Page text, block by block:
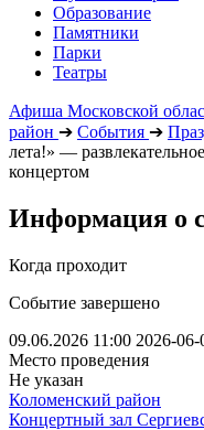
Образование
Памятники
Парки
Театры
Афиша Московской
район ➔ События ➔
лета!» —
концертом
Информация о
Когда проходит
Событие завершено
09.06.2026 11:00 2026-06-
Место проведения
Не указан
Коломенский район
Концертный зал